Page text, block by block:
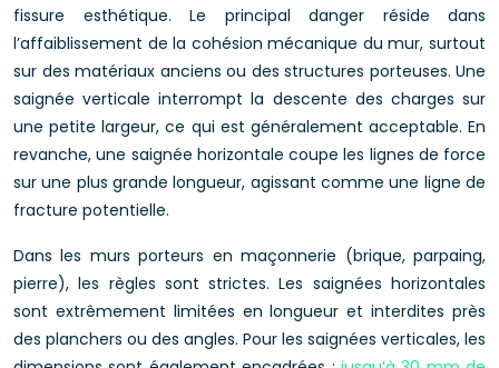
fissure esthétique. Le principal danger réside dans
l’affaiblissement de la cohésion mécanique du mur, surtout
sur des matériaux anciens ou des structures porteuses. Une
saignée verticale interrompt la descente des charges sur
une petite largeur, ce qui est généralement acceptable. En
revanche, une saignée horizontale coupe les lignes de force
sur une plus grande longueur, agissant comme une ligne de
fracture potentielle.
Dans les murs porteurs en maçonnerie (brique, parpaing,
pierre), les règles sont strictes. Les saignées horizontales
sont extrêmement limitées en longueur et interdites près
des planchers ou des angles. Pour les saignées verticales, les